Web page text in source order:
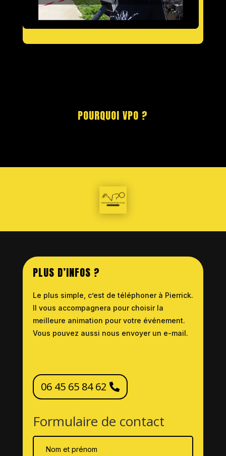
POURQUOI VPO ?
PLUS D’INFOS ?
Le plus simple, c’est de téléphoner à Pierrick.
Il vous accompagnera pour choisir la
meilleure animation pour votre événement.
Vous pouvez aussi nous envoyer un e-mail.
06 45 65 84 62
Formulaire de contact